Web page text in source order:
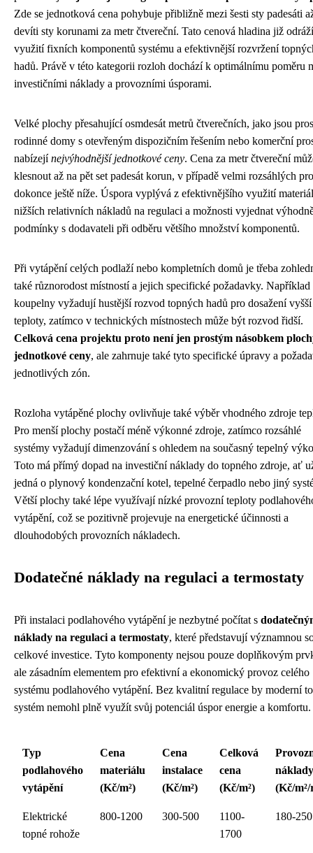
Zde se jednotková cena pohybuje přibližně mezi šesti sty padesáti
devíti sty korunami za metr čtvereční. Tato cenová hladina již
využití fixních komponentů systému a efektivnější rozvržení
hadů. Právě v této kategorii rozloh dochází k optimálnímu poměru
investičními náklady a provozními úsporami.
Velké plochy přesahující osmdesát metrů čtverečních, jako jsou
rodinné domy s otevřeným dispozičním řešením nebo komerční
nabízejínejvýhodnější jednotkové ceny. Cena za metr čtvereční
klesnout až na pět set padesát korun, v případě velmi rozsáhlých
dokonce ještě níže. Úspora vyplývá z efektivnějšího využití
nižších relativních nákladů na regulaci a možnosti vyjednat
podmínky s dodavateli při odběru většího množství komponentů.
Při vytápění celých podlaží nebo kompletních domů je třeba
také různorodost místností a jejich specifické požadavky. Například
koupelny vyžadují hustější rozvod topných hadů pro dosažení vyšší
teploty, zatímco v technických místnostech může být rozvod řidší.
Celková cena projektu proto není jen prostým násobkem
jednotkové ceny, ale zahrnuje také tyto specifické úpravy a
jednotlivých zón.
Rozloha vytápěné plochy ovlivňuje také výběr vhodného zdroje
Pro menší plochy postačí méně výkonné zdroje, zatímco rozsáhlé
systémy vyžadují dimenzování s ohledem na současný tepelný
Toto má přímý dopad na investiční náklady do topného zdroje, ať
jedná o plynový kondenzační kotel, tepelné čerpadlo nebo jiný
Větší plochy také lépe využívají nízké provozní teploty
vytápění, což se pozitivně projevuje na energetické účinnosti a
dlouhodobých provozních nákladech.
Dodatečné náklady na regulaci a termostaty
Při instalaci podlahového vytápění je nezbytné počítat s
náklady na regulaci a termostaty, které představují významnou
celkové investice. Tyto komponenty nejsou pouze doplňkovým
ale zásadním elementem pro efektivní a ekonomický provoz celého
systému podlahového vytápění. Bez kvalitní regulace by moderní
systém nemohl plně využít svůj potenciál úspor energie a komfortu.
Typ
podlahového
vytápění
Cena
materiálu
(Kč/m²)
Cena
instalace
(Kč/m²)
Celková
cena
(Kč/m²)
náklady
(Kč/
Elektrické
topné rohože
800-1200 300-500
1100-
1700
180-250